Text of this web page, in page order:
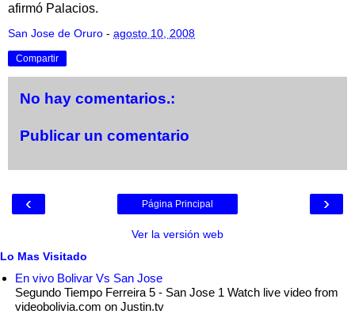
afirmó Palacios.
San Jose de Oruro - agosto 10, 2008
Compartir
No hay comentarios.:
Publicar un comentario
‹ ›
Página Principal
Ver la versión web
Lo Mas Visitado
En vivo Bolivar Vs San Jose
Segundo Tiempo Ferreira 5 - San Jose 1 Watch live video from
videobolivia.com on Justin.tv